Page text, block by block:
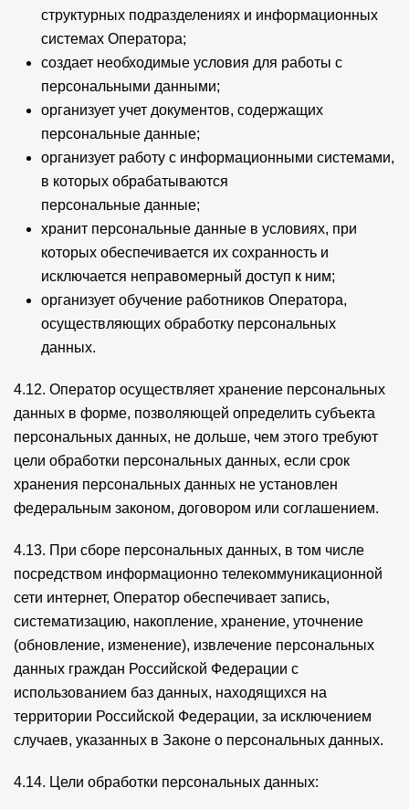
структурных подразделениях и информационных
системах Оператора;
создает необходимые условия для работы с
персональными данными;
организует учет документов, содержащих
персональные данные;
организует работу с информационными системами,
в которых обрабатываются
персональные данные;
хранит персональные данные в условиях, при
которых обеспечивается их сохранность и
исключается неправомерный доступ к ним;
организует обучение работников Оператора,
осуществляющих обработку персональных
данных.
4.12. Оператор осуществляет хранение персональных
данных в форме, позволяющей определить субъекта
персональных данных, не дольше, чем этого требуют
цели обработки персональных данных, если срок
хранения персональных данных не установлен
федеральным законом, договором или соглашением.
4.13. При сборе персональных данных, в том числе
посредством информационно телекоммуникационной
сети интернет, Оператор обеспечивает запись,
систематизацию, накопление, хранение, уточнение
(обновление, изменение), извлечение персональных
данных граждан Российской Федерации с
использованием баз данных, находящихся на
территории Российской Федерации, за исключением
случаев, указанных в Законе о персональных данных.
4.14. Цели обработки персональных данных: